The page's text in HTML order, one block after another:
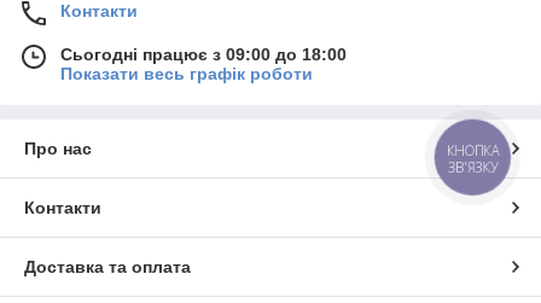
Контакти
Сьогодні працює з 09:00 до 18:00
Показати весь графік роботи
Про нас
Контакти
Доставка та оплата
КНОПКА
ЗВ'ЯЗКУ